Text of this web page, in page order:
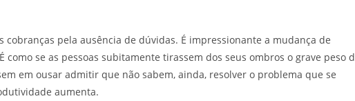
cobranças pela ausência de dúvidas. É impressionante a mudança de
se as pessoas subitamente tirassem dos seus ombros o grave peso
em ousar admitir que não sabem, ainda, resolver o problema que se
aumenta.